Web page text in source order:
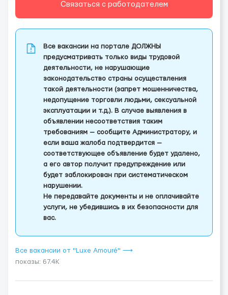
Связаться с работодателем
Все вакансии на портале ДОЛЖНЫ
предусматривать только виды трудовой
деятельности, не нарушающие
законодательство страны осуществления
такой деятельности (запрет мошенничества,
недопущение торговли людьми, сексуальной
эксплуатации и т.д.). В случае выявления в
объявлении несоответствия таким
требованиям — сообщите Администратору, и
если ваша жалоба подтвердится —
соответствующее объявление будет удалено,
а его автор получит предупреждение или
будет заблокирован при систематическом
нарушении.
Не передавайте документы и не оплачивайте
услуги, не убедившись в их безопасности для
вас.
Все вакансии от "Luxe Amouré" ⟶
показы: 67.4K